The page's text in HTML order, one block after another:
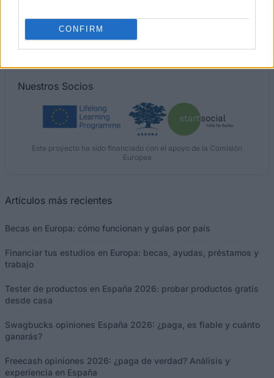
CONFIRM
10.01.
Nuestros Socios
Este proyecto ha sido financiado con el apoyo de la Comisión
Europea
Artículos más recientes
Becas en Europa: cómo funcionan y guías por país
Financiar tus estudios en Europa: becas, ayudas, préstamos y
trabajo
Tester de productos en España 2026: probar productos gratis
desde casa
Swagbucks opiniones España 2026: ¿paga, es fiable y cuánto
ganarás?
Freecash opiniones 2026: ¿paga de verdad? Análisis y
experiencia en España